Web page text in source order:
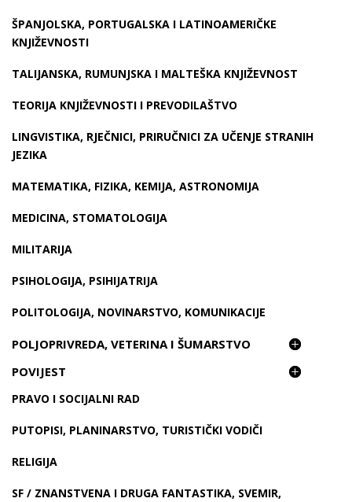
ŠPANJOLSKA, PORTUGALSKA I LATINOAMERIČKE
KNJIŽEVNOSTI
TALIJANSKA, RUMUNJSKA I MALTEŠKA KNJIŽEVNOST
TEORIJA KNJIŽEVNOSTI I PREVODILAŠTVO
LINGVISTIKA, RJEČNICI, PRIRUČNICI ZA UČENJE STRANIH
JEZIKA
MATEMATIKA, FIZIKA, KEMIJA, ASTRONOMIJA
MEDICINA, STOMATOLOGIJA
MILITARIJA
PSIHOLOGIJA, PSIHIJATRIJA
POLITOLOGIJA, NOVINARSTVO, KOMUNIKACIJE
POLJOPRIVREDA, VETERINA I ŠUMARSTVO
POVIJEST
PRAVO I SOCIJALNI RAD
PUTOPISI, PLANINARSTVO, TURISTIČKI VODIČI
RELIGIJA
SF / ZNANSTVENA I DRUGA FANTASTIKA, SVEMIR,